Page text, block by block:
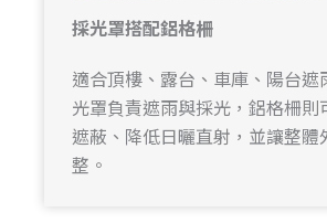
採光罩搭配鋁格柵
適合頂樓、露台、車庫、陽台遮
光罩負責遮雨與採光，鋁格柵則
遮蔽、降低日曬直射，並讓整體
整。